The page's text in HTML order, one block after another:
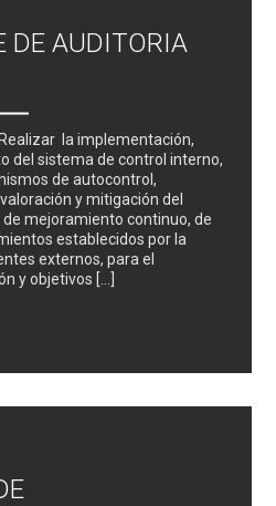
DE AUDITORIA
Realizar la implementación,
del sistema de control interno,
de autocontrol,
y mitigación del
mejoramiento continuo, de
establecidos por la
externos, para el
y objetivos […]